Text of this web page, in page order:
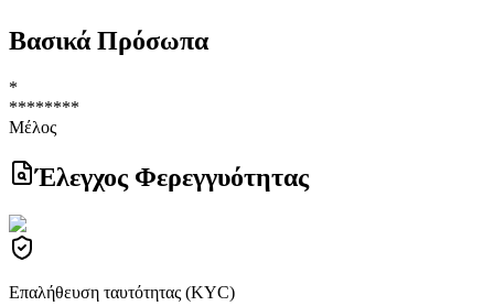
Βασικά Πρόσωπα
*
********
Μέλος
Έλεγχος Φερεγγυότητας
Επαλήθευση ταυτότητας (KYC)